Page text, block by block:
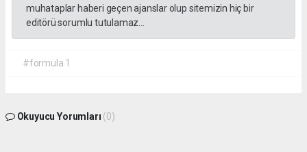
muhataplar haberi geçen ajanslar olup sitemizin hiç bir
editörü sorumlu tutulamaz...
#formula 1
Okuyucu Yorumları (0)